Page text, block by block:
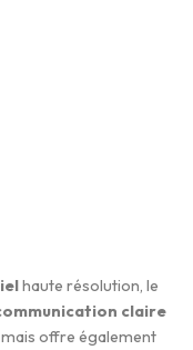
haute résolution, le
claire
mais offre également